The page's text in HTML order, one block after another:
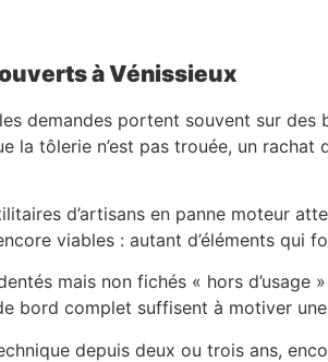
à Vénissieux
demandes portent souvent sur
la tôlerie n’est pas trouée, un
d’artisans en panne moteur
viables : autant d’éléments qui
mais non fichés « hors
bord complet suffisent à motiver
depuis deux ou trois ans,